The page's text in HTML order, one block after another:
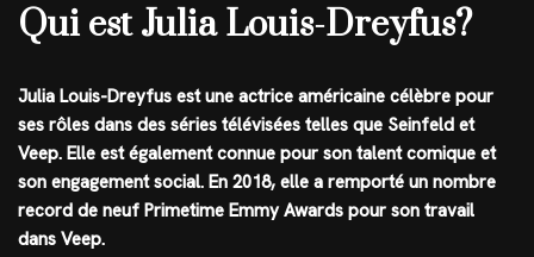
Qui est Julia Louis-Dreyfus?
Julia Louis-Dreyfus est une actrice américaine célèbre pour
ses rôles dans des séries télévisées telles que Seinfeld et
Veep. Elle est également connue pour son talent comique et
son engagement social. En 2018, elle a remporté un nombre
record de neuf Primetime Emmy Awards pour son travail
dans Veep.